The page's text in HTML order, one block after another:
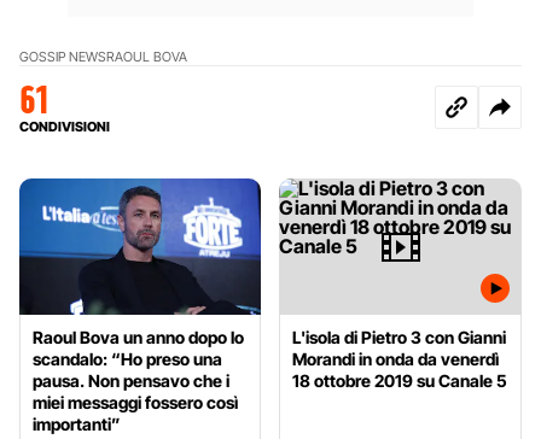
GOSSIP NEWSRAOUL BOVA
61
CONDIVISIONI
Raoul Bova un anno dopo lo
scandalo: “Ho preso una
pausa. Non pensavo che i
miei messaggi fossero così
importanti”
L'isola di Pietro 3 con Gianni
Morandi in onda da venerdì
18 ottobre 2019 su Canale 5